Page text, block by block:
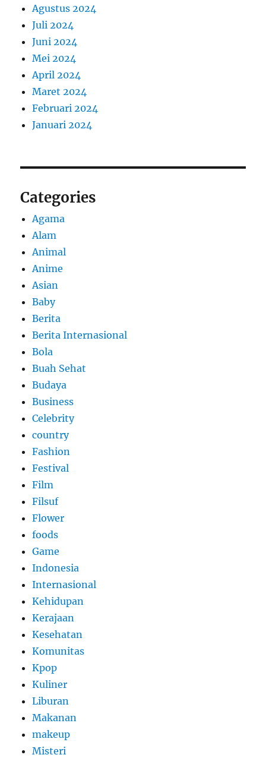
Agustus 2024
Juli 2024
Juni 2024
Mei 2024
April 2024
Maret 2024
Februari 2024
Januari 2024
Categories
Agama
Alam
Animal
Anime
Asian
Baby
Berita
Berita Internasional
Bola
Buah Sehat
Budaya
Business
Celebrity
country
Fashion
Festival
Film
Filsuf
Flower
foods
Game
Indonesia
Internasional
Kehidupan
Kerajaan
Kesehatan
Komunitas
Kpop
Kuliner
Liburan
Makanan
makeup
Misteri